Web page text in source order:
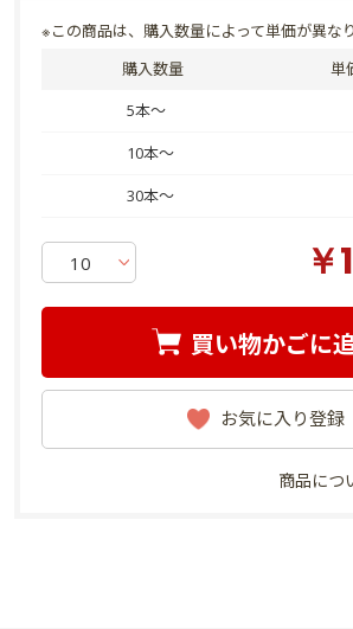
※この商品は、購入数量によって単価が異なり
購入数量
単
5本～
10本～
30本～
買い物かごに
お気に入り登録
商品につ